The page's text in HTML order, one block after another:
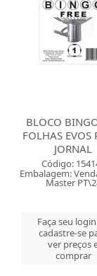
BLOCO
FOLHAS EVOS
JORNAL
Código:
Embalagem:
Master
Faça seu
cadastre-se
ver preços
comprar